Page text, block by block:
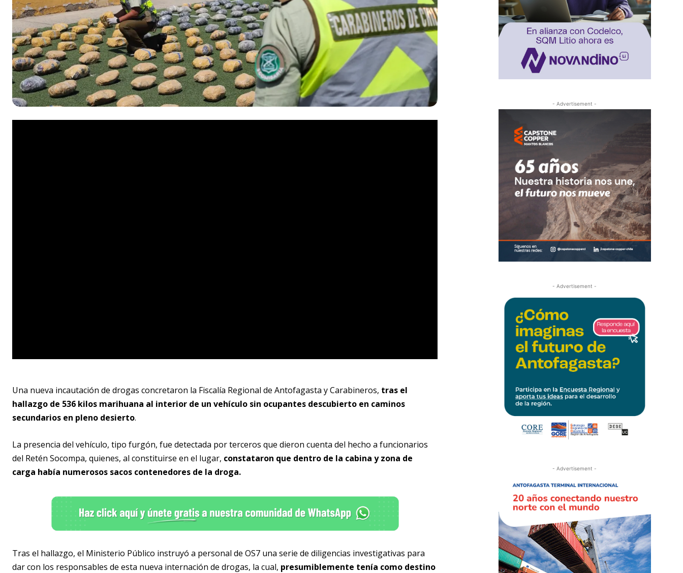
Una nueva incautación de drogas concretaron la Fiscalía Regional de Antofagasta y Carabineros, tras el
hallazgo de 536 kilos marihuana al interior de un vehículo sin ocupantes descubierto en caminos
secundarios en pleno desierto.
La presencia del vehículo, tipo furgón, fue detectada por terceros que dieron cuenta del hecho a funcionarios
del Retén Socompa, quienes, al constituirse en el lugar, constataron que dentro de la cabina y zona de
carga había numerosos sacos contenedores de la droga.
Tras el hallazgo, el Ministerio Público instruyó a personal de OS7 una serie de diligencias investigativas para
dar con los responsables de esta nueva internación de drogas, la cual, presumiblemente tenía como destino
- Advertisement -
- Advertisement -
- Advertisement -